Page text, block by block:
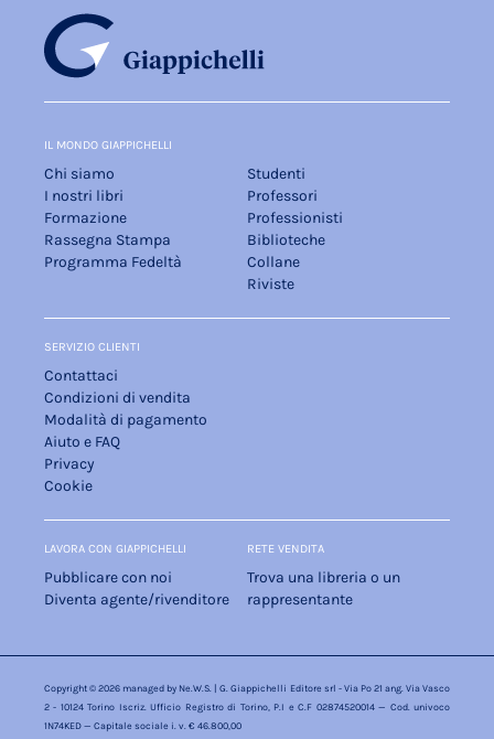
IL MONDO GIAPPICHELLI
Chi siamo
I nostri libri
Formazione
Rassegna Stampa
Programma Fedeltà
Studenti
Professori
Professionisti
Biblioteche
Collane
Riviste
SERVIZIO CLIENTI
Contattaci
Condizioni di vendita
Modalità di pagamento
Aiuto e FAQ
Privacy
Cookie
LAVORA CON GIAPPICHELLI
Pubblicare con noi
Diventa agente/rivenditore
RETE VENDITA
Trova una libreria o un
rappresentante
Copyright © 2026 managed by Ne.W.S. | G. Giappichelli Editore srl - Via Po 21 ang. Via Vasco
2 - 10124 Torino Iscriz. Ufficio Registro di Torino, P.I e C.F 02874520014 — Cod. univoco
1N74KED — Capitale sociale i. v. € 46.800,00